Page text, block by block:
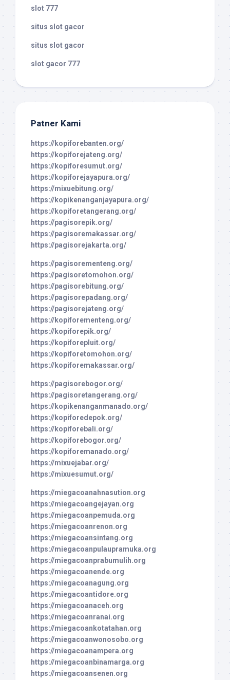
slot 777
situs slot gacor
situs slot gacor
slot gacor 777
Patner Kami
https://kopiforebanten.org/
https://kopiforejateng.org/
https://kopiforesumut.org/
https://kopiforejayapura.org/
https://mixuebitung.org/
https://kopikenanganjayapura.org/
https://kopiforetangerang.org/
https://pagisorepik.org/
https://pagisoremakassar.org/
https://pagisorejakarta.org/
https://pagisorementeng.org/
https://pagisoretomohon.org/
https://pagisorebitung.org/
https://pagisorepadang.org/
https://pagisorejateng.org/
https://kopiforementeng.org/
https://kopiforepik.org/
https://kopiforepluit.org/
https://kopiforetomohon.org/
https://kopiforemakassar.org/
https://pagisorebogor.org/
https://pagisoretangerang.org/
https://kopikenanganmanado.org/
https://kopiforedepok.org/
https://kopiforebali.org/
https://kopiforebogor.org/
https://kopiforemanado.org/
https://mixuejabar.org/
https://mixuesumut.org/
https://miegacoanahnasution.org
https://miegacoangejayan.org
https://miegacoanpemuda.org
https://miegacoanrenon.org
https://miegacoansintang.org
https://miegacoanpulaupramuka.org
https://miegacoanprabumulih.org
https://miegacoanende.org
https://miegacoanagung.org
https://miegacoantidore.org
https://miegacoanaceh.org
https://miegacoanranai.org
https://miegacoankotatahan.org
https://miegacoanwonosobo.org
https://miegacoanampera.org
https://miegacoanbinamarga.org
https://miegacoansenen.org